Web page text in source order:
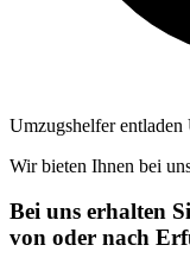
Umzugshelfer entladen
Wir bieten Ihnen bei
Bei uns erhalten
von oder nach